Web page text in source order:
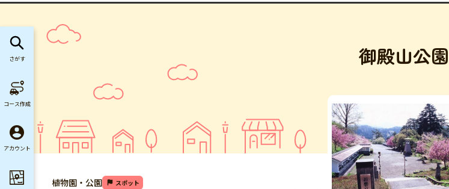
御殿山公園
植物園・公園 スポット
さがす
コース作成
アカウント